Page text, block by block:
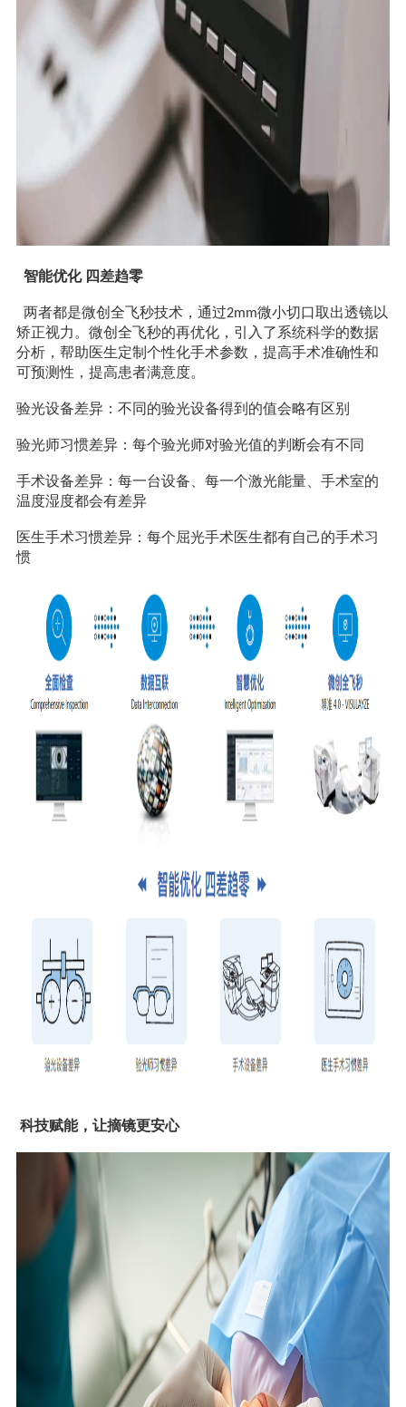
智能优化 四差趋零
两者都是微创全飞秒技术，通过2mm微小切口取出透镜以
矫正视力。微创全飞秒的再优化，引入了系统科学的数据
分析，帮助医生定制个性化手术参数，提高手术准确性和
可预测性，提高患者满意度。
验光设备差异：不同的验光设备得到的值会略有区别
验光师习惯差异：每个验光师对验光值的判断会有不同
手术设备差异：每一台设备、每一个激光能量、手术室的
温度湿度都会有差异
医生手术习惯差异：每个屈光手术医生都有自己的手术习
惯
科技赋能，让摘镜更安心